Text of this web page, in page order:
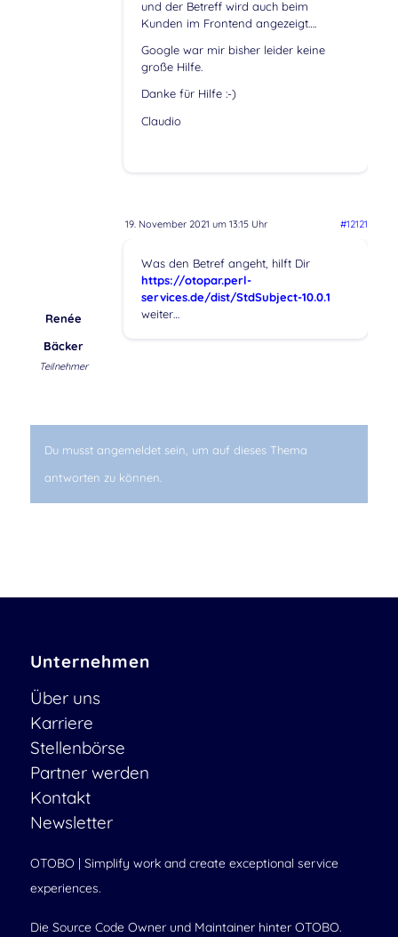
und der Betreff wird auch beim
Kunden im Frontend angezeigt….
Google war mir bisher leider keine
große Hilfe.
Danke für Hilfe :-)
Claudio
19. November 2021 um 13:15 Uhr #12121
Renée
Bäcker
Teilnehmer
Was den Betref angeht, hilft Dir
https://otopar.perl-
services.de/dist/StdSubject-10.0.1
weiter…
Du musst angemeldet sein, um auf dieses Thema
antworten zu können.
Unternehmen
Über uns
Karriere
Stellenbörse
Partner werden
Kontakt
Newsletter
OTOBO | Simplify work and create exceptional service
experiences.
Die Source Code Owner und Maintainer hinter OTOBO.